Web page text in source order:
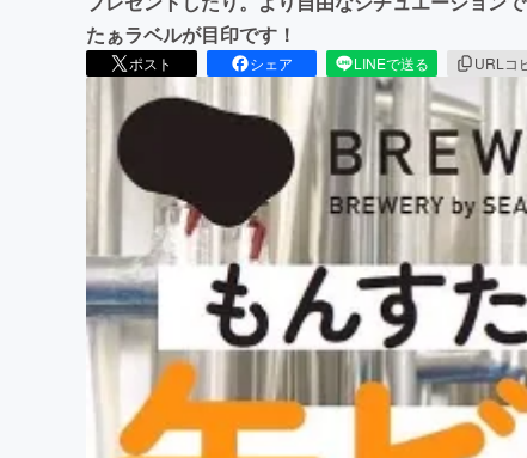
たぁラベルが目印です！
ポスト シェア LINEで送る URLコ